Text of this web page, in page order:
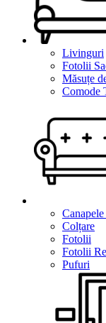
Livinguri
Fotolii
Măsuțe
Comode
Colțare
Fotolii
Fotolii
Pufuri